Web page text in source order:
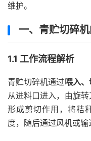
维护。
一、青贮切碎
1.1 工作流程解析
青贮切碎机通过喂入
从进料口进入，由旋
形成剪切作用，将秸
度，随后通过风机或输